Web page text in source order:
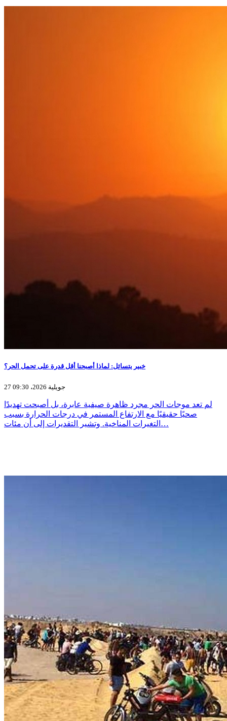
خبير يتسائل: لماذا أصبحنا أقل قدرة على تحمل الحر؟
27 جويلية 2026، 09:30
لم تعد موجات الحر مجرد ظاهرة صيفية عابرة، بل أصبحت تهديدًا
صحيًا حقيقيًا مع الارتفاع المستمر في درجات الحرارة بسبب
التغيرات المناخية. وتشير التقديرات إلى أن مئات…